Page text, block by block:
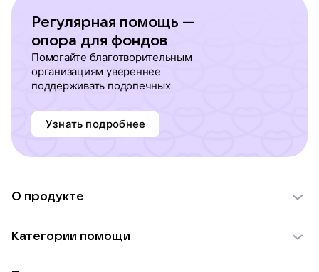
Регулярная помощь —
опора для фондов
Помогайте благотворительным
организациям увереннее
поддерживать подопечных
Узнать подробнее
О продукте
Категории помощи